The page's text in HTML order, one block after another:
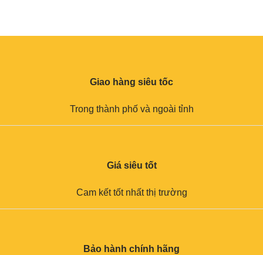
Giao hàng siêu tốc
Trong thành phố và ngoài tỉnh
Giá siêu tốt
Cam kết tốt nhất thị trường
Bảo hành chính hãng